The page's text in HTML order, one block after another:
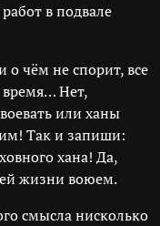
в подвале
о чём не спорит, все
Нет,
или ханы
Так и запиши:
хана! Да,
жизни воюем.
смысла нисколько